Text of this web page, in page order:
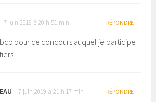
7 juin 2019 à 20 h 51 min RÉPONDRE
pour ce concours auquel je participe
7 juin 2019 à 21 h 17 min RÉPONDRE